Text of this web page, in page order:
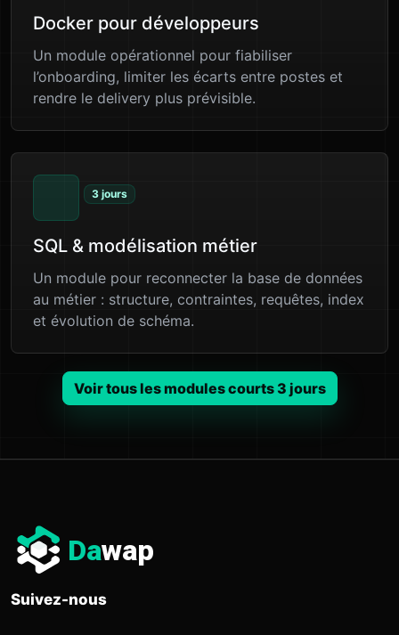
Docker pour développeurs
Un module opérationnel pour fiabiliser
l’onboarding, limiter les écarts entre postes et
rendre le delivery plus prévisible.
3 jours
SQL & modélisation métier
Un module pour reconnecter la base de données
au métier : structure, contraintes, requêtes, index
et évolution de schéma.
Voir tous les modules courts 3 jours
Dawap
Suivez-nous